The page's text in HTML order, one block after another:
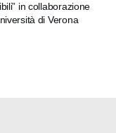
in collaborazione
di Verona